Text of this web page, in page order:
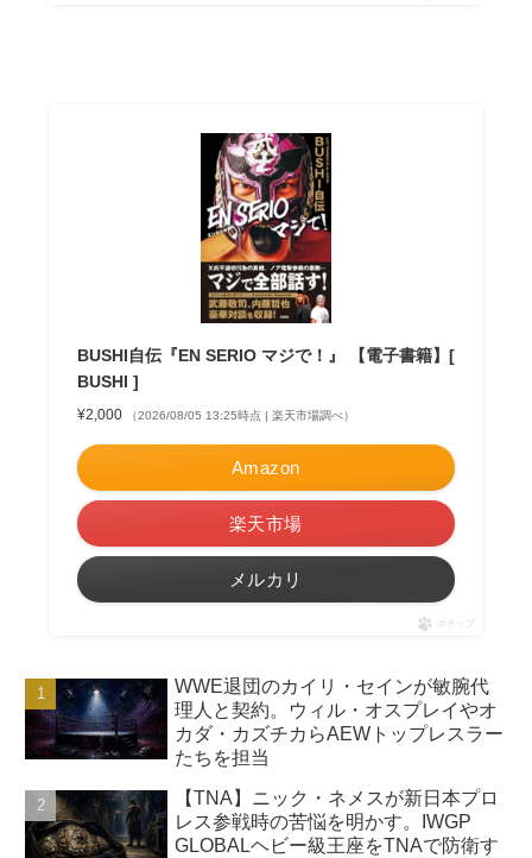
BUSHI自伝『EN SERIO マジで！』 【電子書籍】[
BUSHI ]
¥2,000 （2026/08/05 13:25時点 | 楽天市場調べ）
Amazon
楽天市場
メルカリ
ポチップ
WWE退団のカイリ・セインが敏腕代
理人と契約。ウィル・オスプレイやオ
カダ・カズチカらAEWトップレスラー
たちを担当
【TNA】ニック・ネメスが新日本プロ
レス参戦時の苦悩を明かす。IWGP
GLOBALヘビー級王座をTNAで防衛す